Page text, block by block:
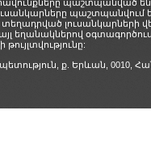
պաշտպանված
է տեղադրված
եղանակներով
ք. Երևան, 0010,